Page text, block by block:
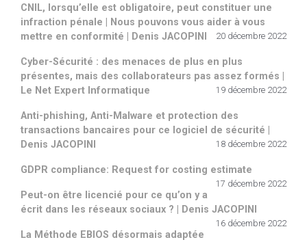
CNIL, lorsqu’elle est obligatoire, peut constituer une
infraction pénale | Nous pouvons vous aider à vous
mettre en conformité | Denis JACOPINI
20 décembre 2022
Cyber-Sécurité : des menaces de plus en plus
présentes, mais des collaborateurs pas assez formés |
Le Net Expert Informatique
19 décembre 2022
Anti-phishing, Anti-Malware et protection des
transactions bancaires pour ce logiciel de sécurité |
Denis JACOPINI
18 décembre 2022
GDPR compliance: Request for costing estimate
17 décembre 2022
Peut-on être licencié pour ce qu’on y a
écrit dans les réseaux sociaux ? | Denis JACOPINI
16 décembre 2022
La Méthode EBIOS désormais adaptée